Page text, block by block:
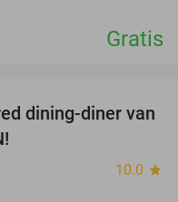
Gratis
31%
dining-diner van
10.0 star